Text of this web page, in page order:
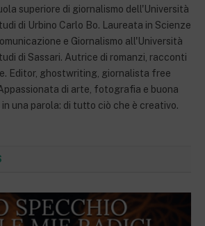
superiore di giornalismo dell'Università
di Urbino Carlo Bo. Laureata in Scienze
e Giornalismo all'Università
di Sassari. Autrice di romanzi, racconti
Editor, ghostwriting, giornalista free
di arte, fotografia e buona
in una parola: di tutto ciò che è creativo.